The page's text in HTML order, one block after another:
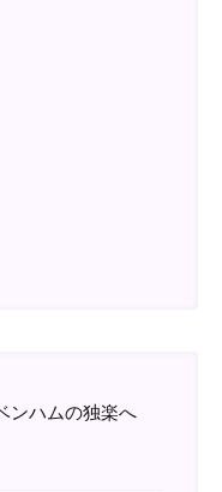
ンハムの独楽へ